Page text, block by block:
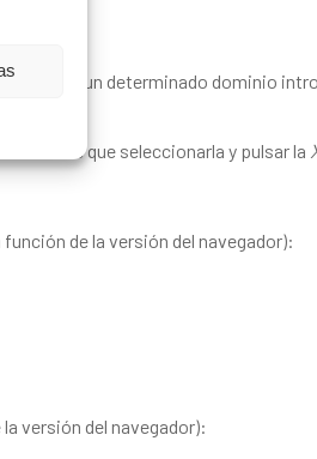
de un determinado dominio
tiene que seleccionarla y pulsar la
de la versión del navegador):
versión del navegador):